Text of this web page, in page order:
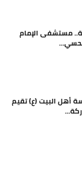
مستشفى الإمام
أهل البيت (ع) تقيم